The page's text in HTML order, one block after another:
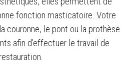
fonction masticatoire. Votre
couronne, le pont ou la prothèse
afin d’effectuer le travail de